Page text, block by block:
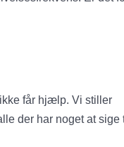
får hjælp. Vi stiller
der har noget at sige